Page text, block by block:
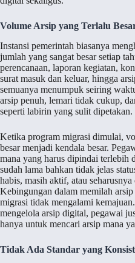
Volume Arsip yang Terlalu
Instansi pemerintah biasanya
jumlah yang sangat besar setiap
perencanaan, laporan kegiatan,
surat masuk dan keluar, hingga
semuanya menumpuk seiring
arsip penuh, lemari tidak cukup,
seperti labirin yang sulit dipetakan.
Ketika program migrasi dimulai,
besar menjadi kendala besar.
mana yang harus dipindai terlebih
sudah lama bahkan tidak jelas
habis, masih aktif, atau
Kebingungan dalam memilah
migrasi tidak mengalami
mengelola arsip digital, pegawai
hanya untuk mencari arsip mana
Tidak Ada Standar yang